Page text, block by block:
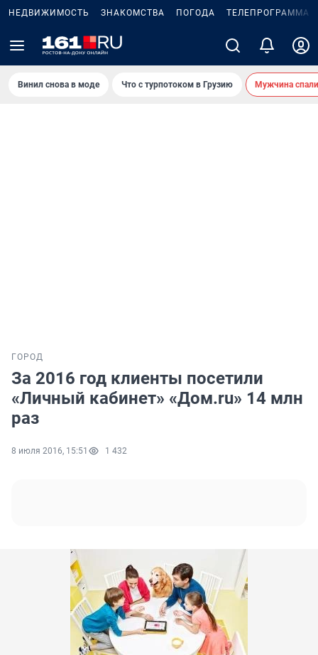
НЕДВИЖИМОСТЬ ЗНАКОМСТВА ПОГОДА ТЕЛЕПРОГРАММА
Винил снова в моде Что с турпотоком в Грузию Мужчина
ГОРОД
За 2016 год клиенты посетили
«Личный кабинет» «Дом.ru» 14 млн
раз
8 июля 2016, 15:51 1 432